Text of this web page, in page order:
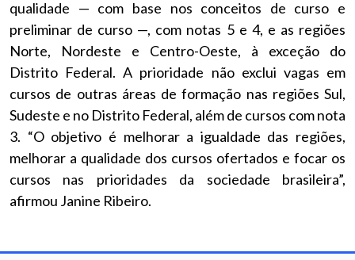
qualidade — com base nos conceitos de curso e
preliminar de curso —, com notas 5 e 4, e as regiões
Norte, Nordeste e Centro-Oeste, à exceção do
Distrito Federal. A prioridade não exclui vagas em
cursos de outras áreas de formação nas regiões Sul,
Sudeste e no Distrito Federal, além de cursos com nota
3. “O objetivo é melhorar a igualdade das regiões,
melhorar a qualidade dos cursos ofertados e focar os
cursos nas prioridades da sociedade brasileira”,
afirmou Janine Ribeiro.